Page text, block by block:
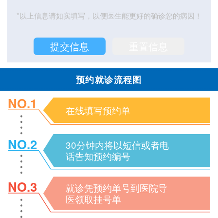
*以上信息请如实填写，以便医生能更好的确诊您的病因！
预约就诊流程图
NO.1 在线填写预约单
NO.2
30分钟内将以短信或者电
话告知预约编号
NO.3
就诊凭预约单号到医院导
医领取挂号单